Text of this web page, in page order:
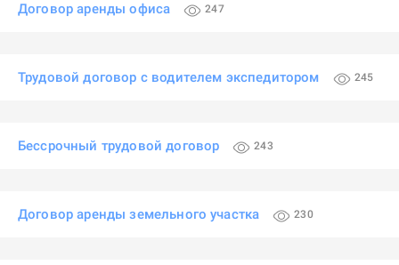
Договор аренды офиса 247
Трудовой договор с водителем экспедитором 245
Бессрочный трудовой договор 243
Договор аренды земельного участка 230